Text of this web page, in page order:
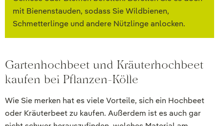
mit Bienenstauden, sodass Sie Wildbienen,
Schmetterlinge und andere Nützlinge anlocken.
Gartenhochbeet und Kräuterhochbeet
kaufen bei Pflanzen-Kölle
Wie Sie merken hat es viele Vorteile, sich ein Hochbeet
oder Kräuterbeet zu kaufen. Außerdem ist es auch gar